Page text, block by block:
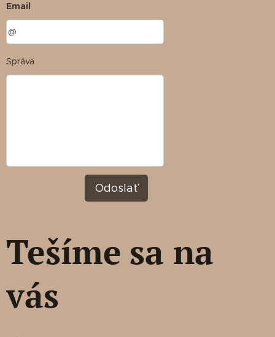
Email
Správa
Odoslať
Tešíme sa na
vás